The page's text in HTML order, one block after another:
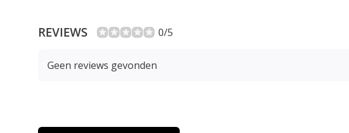
REVIEWS 0/5
Geen reviews gevonden